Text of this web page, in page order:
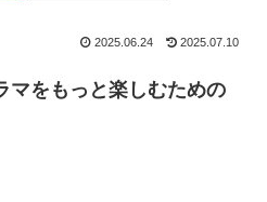
2025.06.24 2025.07.10
マをもっと楽しむための